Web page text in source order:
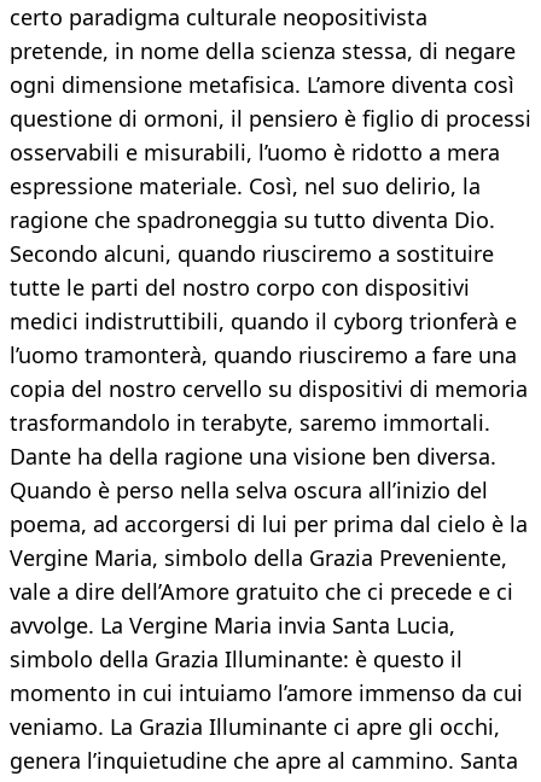
certo paradigma culturale neopositivista
pretende, in nome della scienza stessa, di negare
ogni dimensione metafisica. L’amore diventa così
questione di ormoni, il pensiero è figlio di processi
osservabili e misurabili, l’uomo è ridotto a mera
espressione materiale. Così, nel suo delirio, la
ragione che spadroneggia su tutto diventa Dio.
Secondo alcuni, quando riusciremo a sostituire
tutte le parti del nostro corpo con dispositivi
medici indistruttibili, quando il cyborg trionferà e
l’uomo tramonterà, quando riusciremo a fare una
copia del nostro cervello su dispositivi di memoria
trasformandolo in terabyte, saremo immortali.
Dante ha della ragione una visione ben diversa.
Quando è perso nella selva oscura all’inizio del
poema, ad accorgersi di lui per prima dal cielo è la
Vergine Maria, simbolo della Grazia Preveniente,
vale a dire dell’Amore gratuito che ci precede e ci
avvolge. La Vergine Maria invia Santa Lucia,
simbolo della Grazia Illuminante: è questo il
momento in cui intuiamo l’amore immenso da cui
veniamo. La Grazia Illuminante ci apre gli occhi,
genera l’inquietudine che apre al cammino. Santa